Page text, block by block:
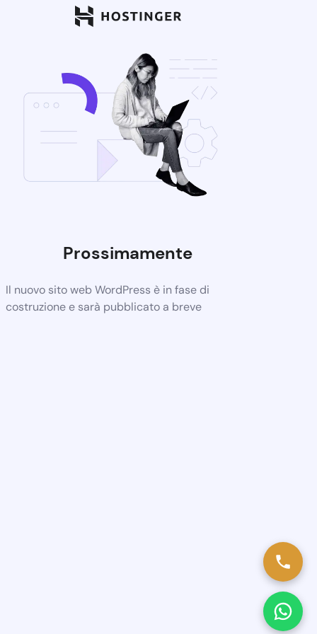
Prossimamente
Il nuovo sito web WordPress è in fase di
costruzione e sarà pubblicato a breve